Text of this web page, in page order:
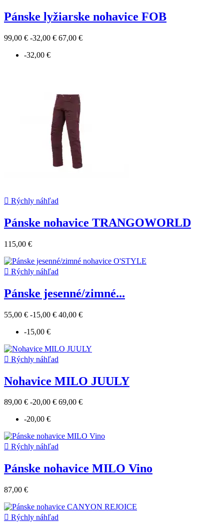
Pánske lyžiarske nohavice FOB
99,00 € -32,00 € 67,00 €
-32,00 €
 Rýchly náhľad
Pánske nohavice TRANGOWORLD
115,00 €
 Rýchly náhľad
Pánske jesenné/zimné...
55,00 € -15,00 € 40,00 €
-15,00 €
 Rýchly náhľad
Nohavice MILO JUULY
89,00 € -20,00 € 69,00 €
-20,00 €
 Rýchly náhľad
Pánske nohavice MILO Vino
87,00 €
 Rýchly náhľad